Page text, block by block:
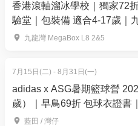
預約及使用說明
客人購買後，可自行在01
使用的保險公司查詢)
*請閣下購買體檢時，以身
香港滾軸溜冰學校｜獨家72
驗堂｜包裝備 適合4-17歲｜
最大室內滾軸溜冰場 全場無
九龍灣 MegaBox L8 2&5
7月15日(二) - 8月31日(一)
adidas x ASG暑期籃球營
歲）｜早鳥69折 包球衣證書｜英語授課
籃球經驗的學員｜藍田、灣
藍田 / 灣仔